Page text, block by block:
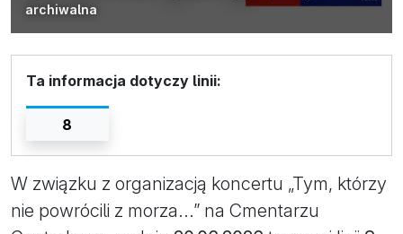
archiwalna
Ta informacja dotyczy linii:
8
W związku z organizacją koncertu „Tym, którzy
nie powrócili z morza...” na Cmentarzu